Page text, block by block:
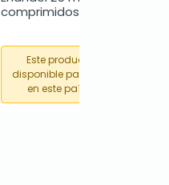
comprimidos
Este producto no está
disponible para su compra
en este país o región.